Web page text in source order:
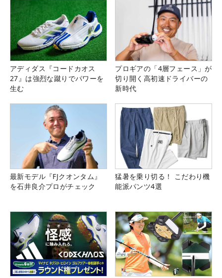
アディダス『コードカオス
27』は強烈な蹴りでパワーを
生む
プロギアの「4層フェース」が
切り開く高初速ドライバーの
新時代
最新モデル『FJクオンタム』
を石井良介プロがチェック
猛暑を乗り切る！ こだわり機
能派パンツ4選